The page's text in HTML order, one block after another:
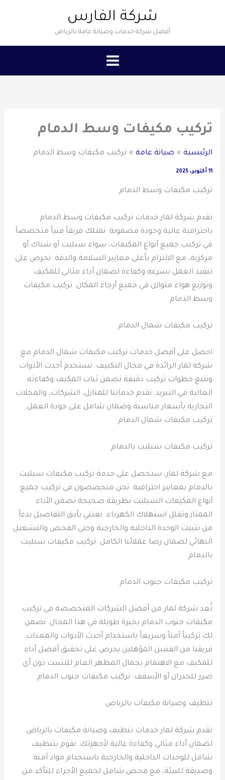
شركة الفارس
أفضل شركة خدمات وصيانة عامة بالرياض
تركيب مكيفات وسط الدمام
الرئيسية صيانة عامة تركيب مكيفات وسط الدمام
11 أكتوبر، 2025
تركيب مكيفات وسط الدمام
تقدم شركة لمار خدمات تركيب مكيفات وسط الدمام
باحترافية عالية وجودة مضمونة. نمتلك فريقاً فنياً متخصصاً
في تركيب جميع أنواع المكيفات، سواء سبليت أو شباك أو
مركزية، مع الالتزام بأعلى معايير السلامة والدقة. نحرص على
تنفيذ العمل بسرعة وكفاءة لضمان أداء مثالي للمكيف
وتوزيع هواء متوازن في جميع أرجاء المكان. تركيب مكيفات
وسط الدمام
تركيب مكيفات شمال الدمام
احصل على أفضل خدمات تركيب مكيفات شمال الدمام مع
شركة لمار الرائدة في مجال التكييف. نستخدم أحدث الأدوات
ونتبع خطوات تركيب دقيقة تضمن ثبات المكيف وكفاءته
العالية في التبريد. نقدم خدماتنا للمنازل، الشركات، والمحلات
التجارية بأسعار مناسبة وضمان شامل على جودة العمل.
تركيب مكيفات شمال الدمام
تركيب مكيفات سبليت بالدمام
مع شركة لمار، ستحصل على خدمة تركيب مكيفات سبليت
بالدمام بمعايير احترافية. نحن متخصصون في تركيب جميع
أنواع المكيفات السبليت بطريقة صحيحة تضمن الأداء
الممتاز وتقلل استهلاك الكهرباء. نعتني بأدق التفاصيل بدءاً
من تثبيت الوحدة الداخلية والخارجية وحتى الفحص والتشغيل
النهائي لضمان رضا عملائنا الكامل. تركيب مكيفات سبليت
بالدمام
تركيب مكيفات جنوب الدمام
تُعد شركة لمار من أفضل الشركات المتخصصة في تركيب
مكيفات جنوب الدمام بخبرة طويلة في هذا المجال. نضمن
لك تركيباً آمناً وسريعاً باستخدام أحدث الأدوات والمعدات.
فريقنا من الفنيين المؤهلين يحرص على تحقيق أفضل أداء
للمكيف مع الاهتمام بجمال المظهر العام للتثبيت دون أي
ضرر للجدران أو الأسقف. تركيب مكيفات جنوب الدمام
تنظيف وصيانة مكيفات بالرياض
تقدم شركة لمار خدمات تنظيف وصيانة مكيفات بالرياض
لضمان أداء مثالي وكفاءة عالية لأجهزتك. نقوم بتنظيف
شامل للوحدات الداخلية والخارجية باستخدام مواد آمنة
وصديقة للبيئة، مع فحص شامل لجميع الأجزاء للتأكد من